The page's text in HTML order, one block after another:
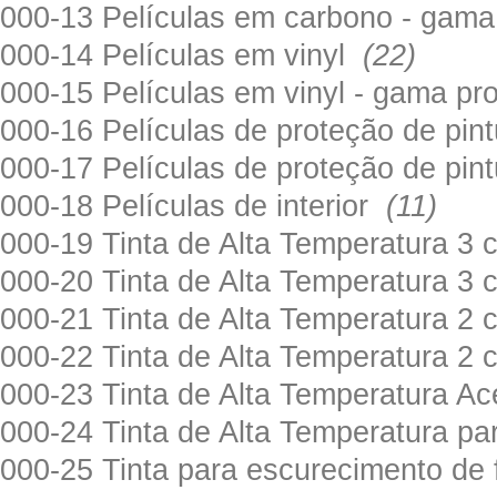
000-13 Películas em carbono -
000-14 Películas em vinyl (22)
000-15 Películas em vinyl - gama
000-16 Películas de proteção de
000-17 Películas de proteção de
000-18 Películas de interior (11)
000-19 Tinta de Alta Temperatura
000-20 Tinta de Alta Temperatura
000-21 Tinta de Alta Temperatura
000-22 Tinta de Alta Temperatura
000-23 Tinta de Alta Temperatura
000-24 Tinta de Alta Temperatura
000-25 Tinta para escurecimento